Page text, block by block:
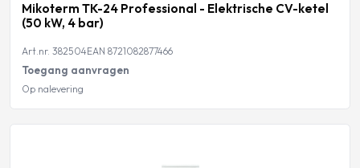
Mikoterm TK-24 Professional - Elektrische CV-ketel
(50 kW, 4 bar)
Art.nr. 382504EAN 8721082877466
Toegang aanvragen
Op nalevering